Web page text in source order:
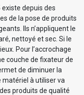
existe depuis des
de la pose de produits
Ils n’appliquent le
nettoyé et sec. Si le
Pour l’accrochage
couche de fixateur de
de diminuer la
à utiliser va
produits de qualité